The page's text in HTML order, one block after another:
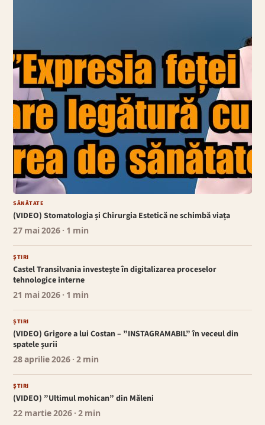
SĂNĂTATE
(VIDEO) Stomatologia și Chirurgia Estetică ne schimbă viața
27 mai 2026 · 1 min
ȘTIRI
Castel Transilvania investește în digitalizarea proceselor
tehnologice interne
21 mai 2026 · 1 min
ȘTIRI
(VIDEO) Grigore a lui Costan – ”INSTAGRAMABIL” în veceul din
spatele șurii
28 aprilie 2026 · 2 min
ȘTIRI
(VIDEO) ”Ultimul mohican” din Măleni
22 martie 2026 · 2 min